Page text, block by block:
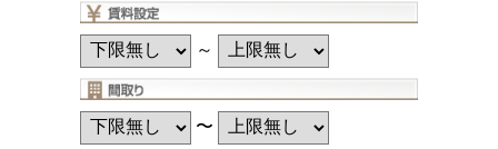
～
〜